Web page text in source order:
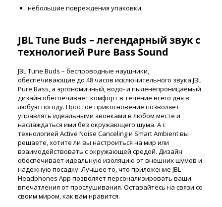
небольшие повреждения упаковки.
JBL Tune Buds – легендарный звук с
технологией Pure Bass Sound
JBL Tune Buds – беспроводные наушники,
обеспечивающие до 48 часов исключительного звука JBL
Pure Bass, а эргономичный, водо- и пыленепроницаемый
дизайн обеспечивает комфорт в течение всего дня в
любую погоду. Простое прикосновение позволяет
управлять идеальными звонками в любом месте и
наслаждаться ими без окружающего шума. А с
технологией Active Noise Canceling и Smart Ambient вы
решаете, хотите ли вы настроиться на мир или
взаимодействовать с окружающей средой. Дизайн
обеспечивает идеальную изоляцию от внешних шумов и
надежную посадку. Лучшее то, что приложение JBL
Headphones App позволяет персонализировать ваши
впечатления от прослушивания. Оставайтесь на связи со
своим миром, как вам нравится.